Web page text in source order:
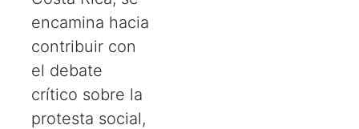
encamina hacia
contribuir con
el debate
crítico sobre la
protesta social,